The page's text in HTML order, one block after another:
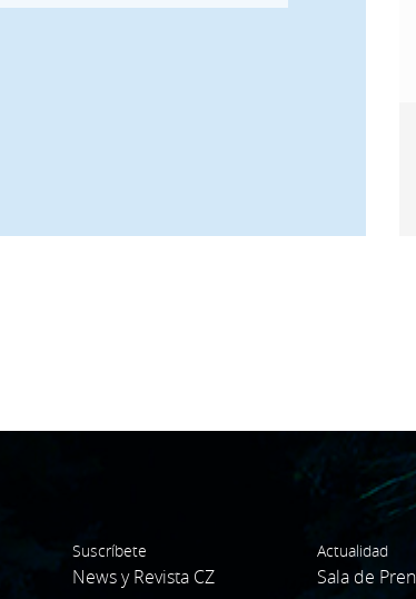
Suscríbete
News y Revista CZ
Actualidad
Sala de